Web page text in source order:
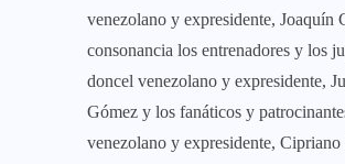
venezolano y expresidente, Joaquín
consonancia los entrenadores y los
doncel venezolano y expresidente,
Gómez y los fanáticos y
venezolano y expresidente, Cipriano